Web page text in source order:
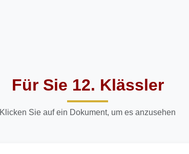
Für Sie 12. Klässler
Klicken Sie auf ein Dokument, um es anzusehen